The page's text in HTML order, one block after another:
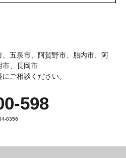
五泉市、阿賀野市、胎内市、阿
市、長岡市
ご相談ください。
598
8356